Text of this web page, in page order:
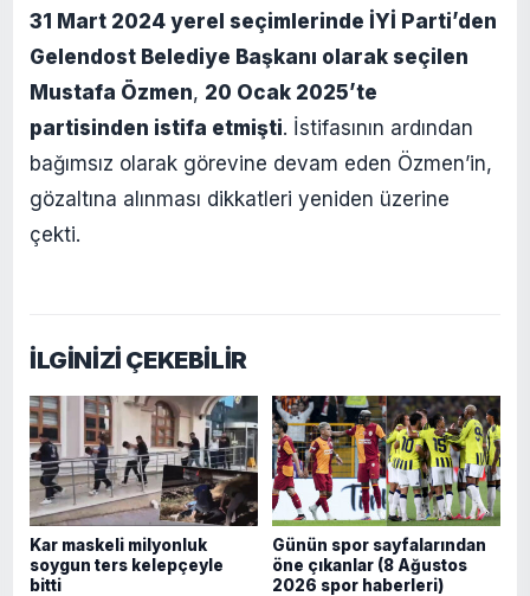
31 Mart 2024 yerel seçimlerinde İYİ Parti’den
Gelendost Belediye Başkanı olarak seçilen
Mustafa Özmen, 20 Ocak 2025’te
partisinden istifa etmişti. İstifasının ardından
bağımsız olarak görevine devam eden Özmen’in,
gözaltına alınması dikkatleri yeniden üzerine
çekti.
İLGİNİZİ ÇEKEBİLİR
Kar maskeli milyonluk
soygun ters kelepçeyle
bitti
Günün spor sayfalarından
öne çıkanlar (8 Ağustos
2026 spor haberleri)